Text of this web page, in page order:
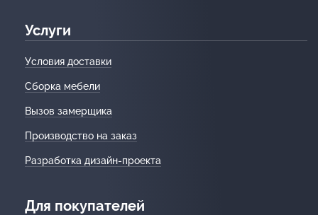
Услуги
Условия доставки
Сборка мебели
Вызов замерщика
Производство на заказ
Разработка дизайн-проекта
Для покупателей